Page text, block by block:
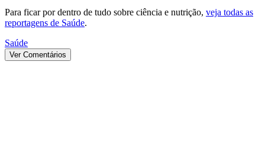
Para ficar por dentro de tudo sobre ciência e nutrição, veja todas as
reportagens de Saúde.
Saúde
Ver Comentários